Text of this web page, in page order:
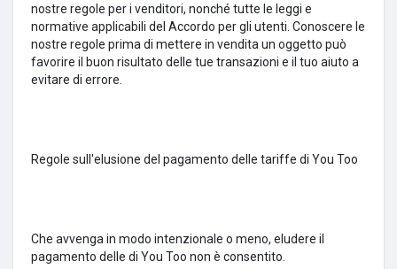
nostre regole per i venditori, nonché tutte le leggi e
normative applicabili del Accordo per gli utenti. Conoscere le
nostre regole prima di mettere in vendita un oggetto può
favorire il buon risultato delle tue transazioni e il tuo aiuto a
evitare di errore.
Regole sull'elusione del pagamento delle tariffe di You Too
Che avvenga in modo intenzionale o meno, eludere il
pagamento delle di You Too non è consentito.